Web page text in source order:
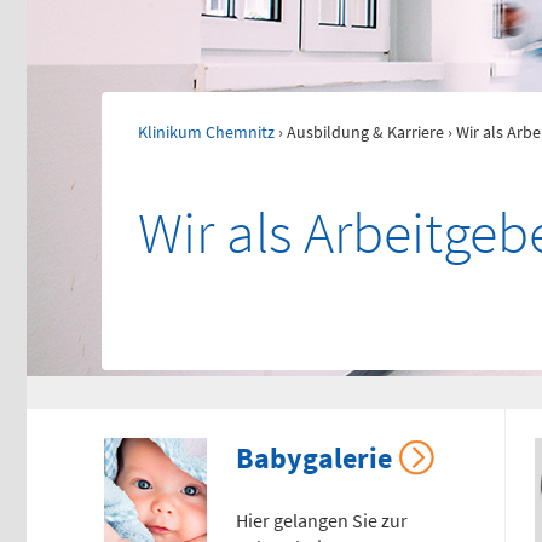
116117
Notfallaufnahme
Dresdner Straße 178
Für Kinder:
Klinikum Chemnitz ›Ausbildung & Karriere › Wir als
Wir als
Babygalerie
Hier gelangen Sie zur